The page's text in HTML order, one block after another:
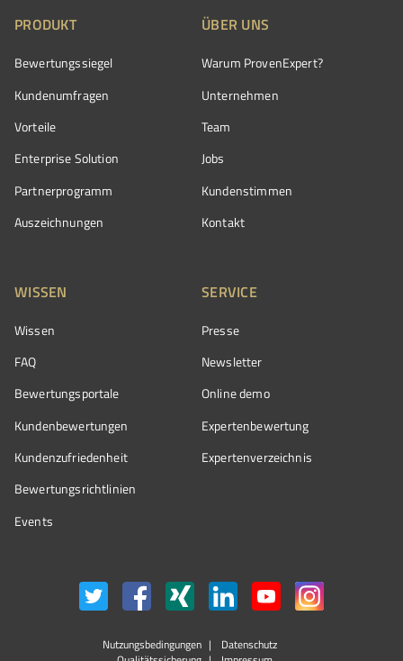
PRODUKT
Bewertungssiegel
Kundenumfragen
Vorteile
Enterprise Solution
Partnerprogramm
Auszeichnungen
ÜBER UNS
Warum ProvenExpert?
Unternehmen
Team
Jobs
Kundenstimmen
Kontakt
WISSEN
Wissen
FAQ
Bewertungsportale
Kundenbewertungen
Kundenzufriedenheit
Bewertungs­richtlinien
Events
SERVICE
Presse
Newsletter
Online demo
Expertenbewertung
Expertenverzeichnis
Nutzungsbedingungen
Datenschutz